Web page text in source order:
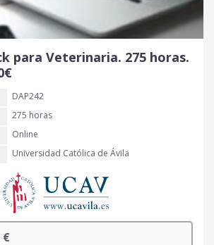
para Veterinaria. 275 horas.
DAP242
275 horas
Online
Universidad Católica de Ávila
€E